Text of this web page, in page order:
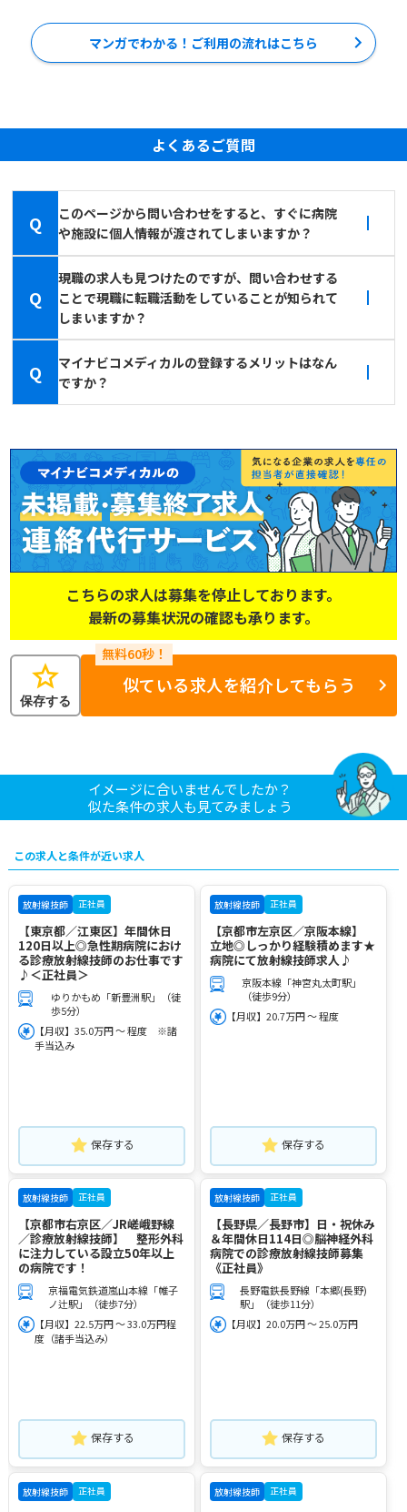
マンガでわかる！ご利用の流れはこちら
よくあるご質問
Q
このページから問い合わせをすると、すぐに病院
や施設に個人情報が渡されてしまいますか？
Q
現職の求人も見つけたのですが、問い合わせする
ことで現職に転職活動をしていることが知られて
しまいますか？
Q
マイナビコメディカルの登録するメリットはなん
ですか？
こちらの求人は募集を停止しております。
最新の募集状況の確認も承ります。
star
保存する
似ている求人を紹介してもらう
イメージに合いませんでしたか？
似た条件の求人も見てみましょう
この求人と条件が近い求人
放射線技師 正社員
【東京都／江東区】年間休日
120日以上◎急性期病院におけ
る診療放射線技師のお仕事です
♪＜正社員＞
ゆりかもめ「新豊洲駅」（徒
歩5分）
【月収】35.0万円 ～ 程度 ※諸
手当込み
保存する
放射線技師 正社員
【京都市左京区／京阪本線】
立地◎しっかり経験積めます★
病院にて放射線技師求人♪
京阪本線「神宮丸太町駅」
（徒歩9分）
【月収】20.7万円 ～ 程度
保存する
放射線技師 正社員
【京都市右京区／JR嵯峨野線
／診療放射線技師】 整形外科
に注力している設立50年以上
の病院です！
京福電気鉄道嵐山本線「帷子
ノ辻駅」（徒歩7分）
【月収】22.5万円 ～ 33.0万円程
度（諸手当込み）
保存する
放射線技師 正社員
【長野県／長野市】日・祝休み
＆年間休日114日◎脳神経外科
病院での診療放射線技師募集
《正社員》
長野電鉄長野線「本郷(長野)
駅」（徒歩11分）
【月収】20.0万円 ～ 25.0万円
保存する
放射線技師 正社員 放射線技師 正社員